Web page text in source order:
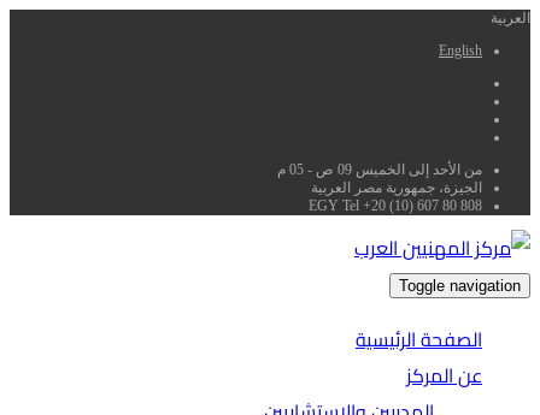
العربية
English
من الأحد إلى الخميس 09 ص - 05 م
الجيزة، جمهورية مصر العربية
EGY Tel +20 (10) 607 80 808
Toggle navigation
الصفحة الرئيسية
عن المركز